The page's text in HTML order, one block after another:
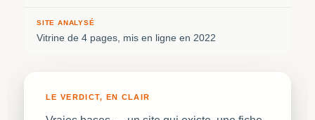
SITE ANALYSÉ
Vitrine de 4 pages, mis en ligne en 2022
LE VERDICT, EN CLAIR